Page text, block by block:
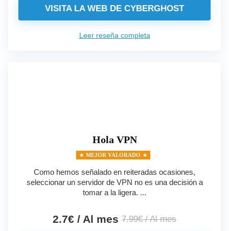
VISITA LA WEB DE CYBERGHOST
Leer reseña completa
Hola VPN
MEJOR VALORADO
Como hemos señalado en reiteradas ocasiones,
seleccionar un servidor de VPN no es una decisión a
tomar a la ligera. ...
2.7€ / Al mes 7.99€ / Al mes